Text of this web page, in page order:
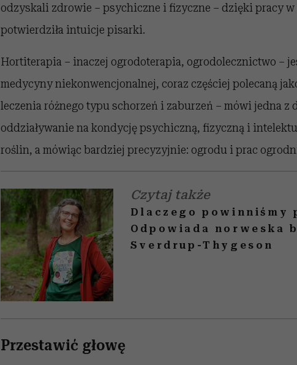
odzyskali zdrowie – psychiczne i fizyczne – dzięki pracy w
potwierdziła intuicje pisarki.
Hortiterapia – inaczej ogrodoterapia, ogrodolecznictwo –
medycyny niekonwencjonalnej, coraz częściej polecaną
leczenia różnego typu schorzeń i zaburzeń – mówi jedna z
oddziaływanie na kondycję psychiczną, fizyczną i
roślin, a mówiąc bardziej precyzyjnie: ogrodu i prac
Czytaj także
Dlaczego powinniśmy
Odpowiada norweska
Sverdrup-Thygeson
Przestawić głowę